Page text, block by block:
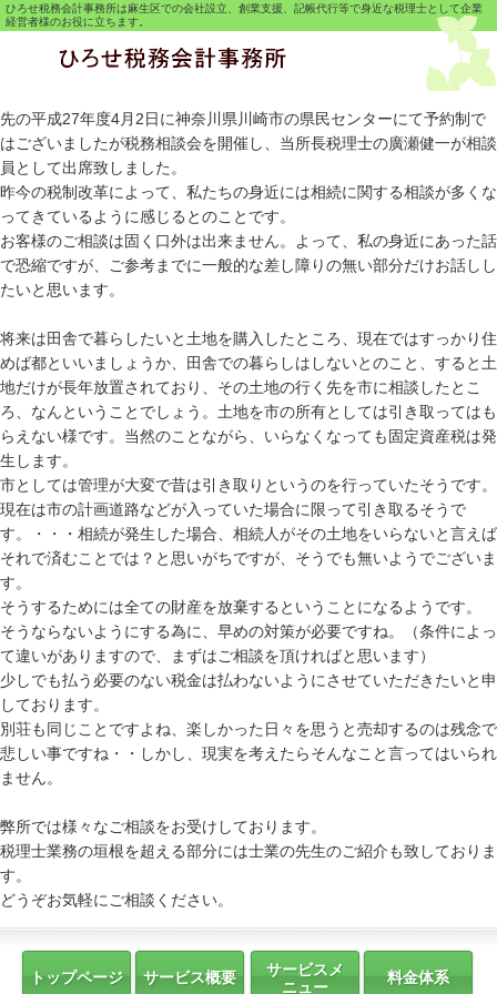
ひろせ税務会計事務所は麻生区での会社設立、創業支援、記帳代行等で身近な税理士として企業
経営者様のお役に立ちます。
先の平成27年度4月2日に神奈川県川崎市の県民センターにて予約制で
はございましたが税務相談会を開催し、当所長税理士の廣瀬健一が相談
員として出席致しました。
昨今の税制改革によって、私たちの身近には相続に関する相談が多くな
ってきているように感じるとのことです。
お客様のご相談は固く口外は出来ません。よって、私の身近にあった話
で恐縮ですが、ご参考までに一般的な差し障りの無い部分だけお話しし
たいと思います。
将来は田舎で暮らしたいと土地を購入したところ、現在ではすっかり住
めば都といいましょうか、田舎での暮らしはしないとのこと、すると土
地だけが長年放置されており、その土地の行く先を市に相談したとこ
ろ、なんということでしょう。土地を市の所有としては引き取ってはも
らえない様です。当然のことながら、いらなくなっても固定資産税は発
生します。
市としては管理が大変で昔は引き取りというのを行っていたそうです。
現在は市の計画道路などが入っていた場合に限って引き取るそうで
す。・・・相続が発生した場合、相続人がその土地をいらないと言えば
それで済むことでは？と思いがちですが、そうでも無いようでございま
す。
そうするためには全ての財産を放棄するということになるようです。
そうならないようにする為に、早めの対策が必要ですね。（条件によっ
て違いがありますので、まずはご相談を頂ければと思います）
少しでも払う必要のない税金は払わないようにさせていただきたいと申
しております。
別荘も同じことですよね、楽しかった日々を思うと売却するのは残念で
悲しい事ですね・・しかし、現実を考えたらそんなこと言ってはいられ
ません。
弊所では様々なご相談をお受けしております。
税理士業務の垣根を超える部分には士業の先生のご紹介も致しておりま
す。
どうぞお気軽にご相談ください。
トップページ サービス概要
サービスメ
ニュー
料金体系